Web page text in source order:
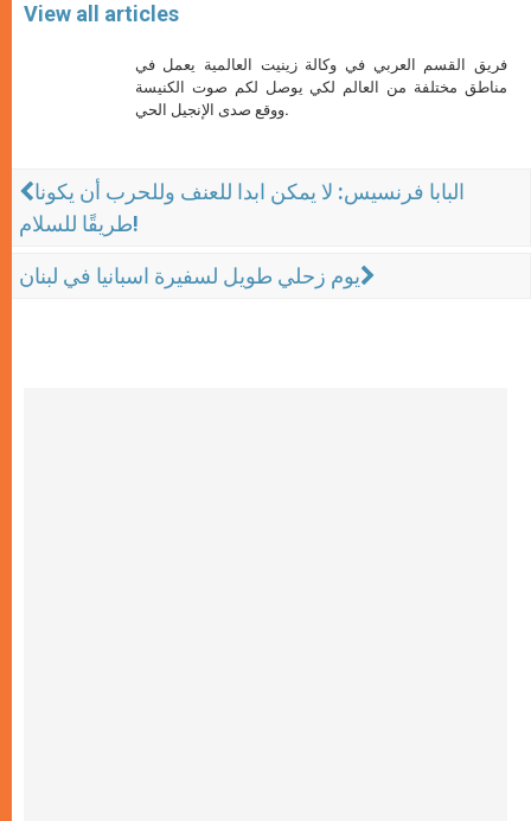
View all articles
فريق القسم العربي في وكالة زينيت العالمية يعمل في
مناطق مختلفة من العالم لكي يوصل لكم صوت الكنيسة
ووقع صدى الإنجيل الحي.
البابا فرنسيس: لا يمكن ابدا للعنف وللحرب أن يكونا
طريقًا للسلام!
يوم زحلي طويل لسفيرة اسبانيا في لبنان